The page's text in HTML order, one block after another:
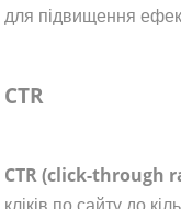
для підвищення
CTR
CTR (click-through